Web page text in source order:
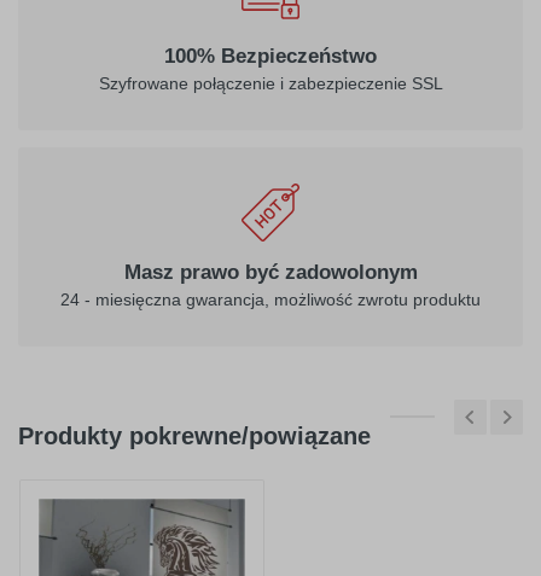
czerwony
pomarańczowy
ciemny
fioletowy
różowy
404
045
100% Bezpieczeństwo
Szyfrowane połączenie i zabezpieczenie SSL
Masz prawo być zadowolonym
24 - miesięczna gwarancja, możliwość zwrotu produktu
Produkty pokrewne/powiązane